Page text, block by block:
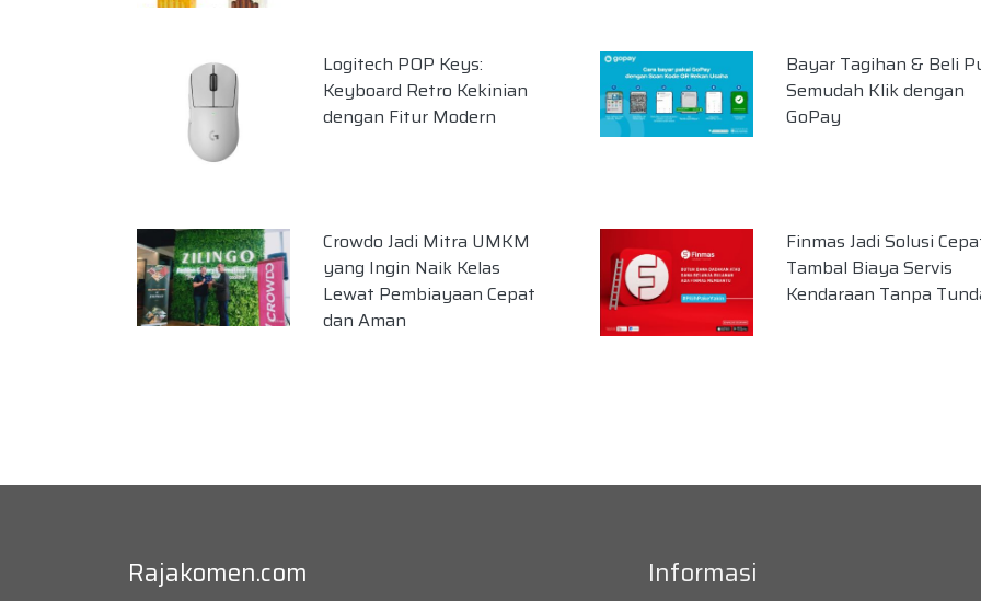
Logitech POP Keys:
Keyboard Retro Kekinian
dengan Fitur Modern
Bayar Tagihan & Beli
Semudah Klik dengan
GoPay
Crowdo Jadi Mitra UMKM
yang Ingin Naik Kelas
Lewat Pembiayaan Cepat
dan Aman
Finmas Jadi Solusi
Tambal Biaya Servis
Kendaraan Tanpa
Rajakomen.com Informasi